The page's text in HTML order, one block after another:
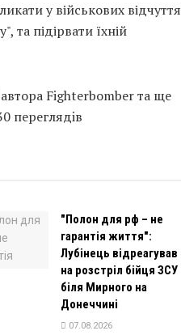
у військових відчуття
підірвати їхній
Fighterbomber та ще
переглядiв
"Полон для рф – не
гарантія життя":
Лубінець відреагував
на розстріл бійця ЗСУ
біля Мирного на
Донеччині
07.08.2026